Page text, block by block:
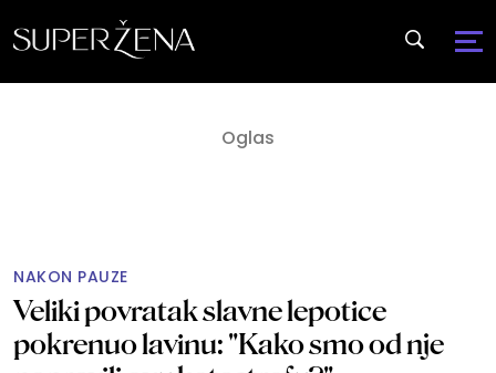
NAKON PAUZE
Veliki povratak slavne lepotice
pokrenuo lavinu: "Kako smo od nje